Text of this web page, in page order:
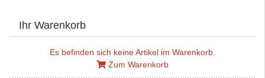
Ihr Warenkorb
Es befinden sich keine Artikel im Warenkorb.
Zum Warenkorb